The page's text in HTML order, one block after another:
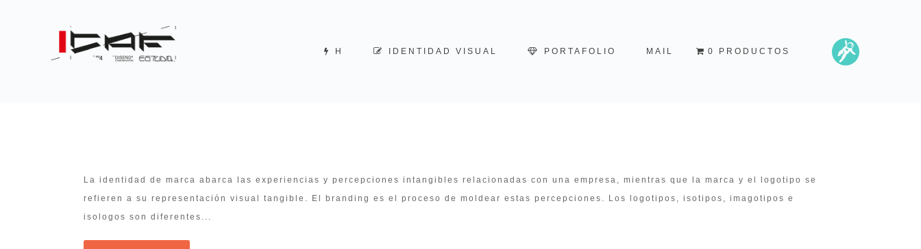
H IDENTIDAD VISUAL PORTAFOLIO MAIL 0 PRODUCTOS
La identidad de marca abarca las experiencias y percepciones intangibles relacionadas con una empresa, mientras que la marca y el logotipo se
refieren a su representación visual tangible. El branding es el proceso de moldear estas percepciones. Los logotipos, isotipos, imagotipos e
isologos son diferentes...